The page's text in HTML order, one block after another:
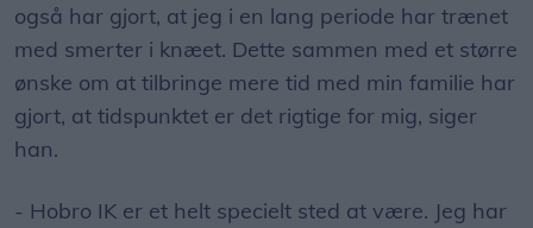
også har gjort, at jeg i en lang periode har trænet
med smerter i knæet. Dette sammen med et større
ønske om at tilbringe mere tid med min familie har
gjort, at tidspunktet er det rigtige for mig, siger
han.
- Hobro IK er et helt specielt sted at være. Jeg har